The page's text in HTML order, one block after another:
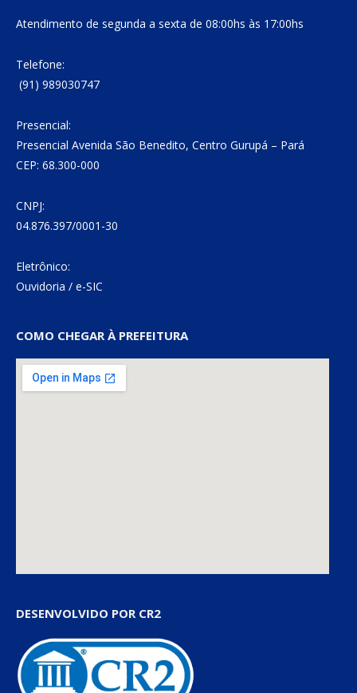
Atendimento de segunda a sexta de 08:00hs às 17:00hs
Telefone:
(91) 989030747
Presencial:
Presencial Avenida São Benedito, Centro Gurupá – Pará
CEP: 68.300-000
CNPJ:
04.876.397/0001-30
Eletrônico:
Ouvidoria / e-SIC
COMO CHEGAR À PREFEITURA
DESENVOLVIDO POR CR2